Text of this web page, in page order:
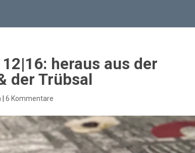
heraus aus der
der Trübsal
|6 Kommentare